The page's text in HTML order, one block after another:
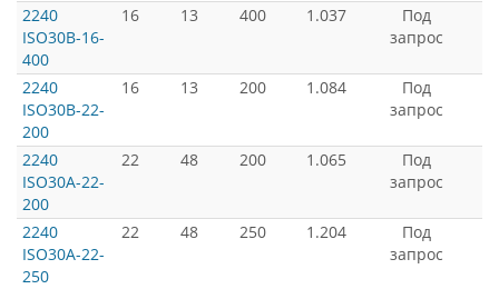
2240
ISO30B-16-
400
16 13 400 1.037
Под
запрос
2240
ISO30B-22-
200
16 13 200 1.084
Под
запрос
2240
ISO30A-22-
200
22 48 200 1.065
Под
запрос
2240
ISO30A-22-
250
22 48 250 1.204
Под
запрос